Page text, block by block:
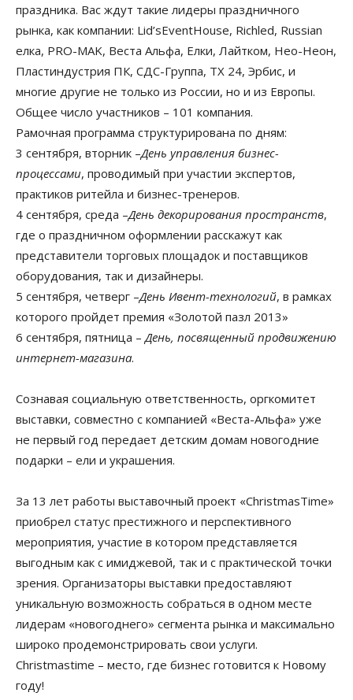
праздника. Вас ждут такие лидеры праздничного
рынка, как компании: Lid’sEventHouse, Richled, Russian
елка, PRO-MAK, Веста Альфа, Елки, Лайтком, Нео-Неон,
Пластиндустрия ПК, СДС-Группа, ТХ 24, Эрбис, и
многие другие не только из России, но и из Европы.
Общее число участников – 101 компания.
Рамочная программа структурирована по дням:
3 сентября, вторник –День управления бизнес-
процессами, проводимый при участии экспертов,
практиков ритейла и бизнес-тренеров.
4 сентября, среда –День декорирования пространств,
где о праздничном оформлении расскажут как
представители торговых площадок и поставщиков
оборудования, так и дизайнеры.
5 сентября, четверг –День Ивент-технологий, в рамках
которого пройдет премия «Золотой пазл 2013»
6 сентября, пятница – День, посвященный продвижению
интернет-магазина.
Сознавая социальную ответственность, оргкомитет
выставки, совместно с компанией «Веста-Альфа» уже
не первый год передает детским домам новогодние
подарки – ели и украшения.
За 13 лет работы выставочный проект «СhristmasТime»
приобрел статус престижного и перспективного
мероприятия, участие в котором представляется
выгодным как с имиджевой, так и с практической точки
зрения. Организаторы выставки предоставляют
уникальную возможность собраться в одном месте
лидерам «новогоднего» сегмента рынка и максимально
широко продемонстрировать свои услуги.
Christmastime – место, где бизнес готовится к Новому
году!